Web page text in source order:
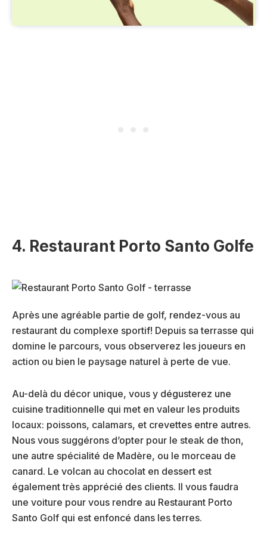
4. Restaurant Porto Santo Golfe
Après une agréable partie de golf, rendez-vous au
restaurant du complexe sportif! Depuis sa terrasse qui
domine le parcours, vous observerez les joueurs en
action ou bien le paysage naturel à perte de vue.
Au-delà du décor unique, vous y dégusterez une
cuisine traditionnelle qui met en valeur les produits
locaux: poissons, calamars, et crevettes entre autres.
Nous vous suggérons d’opter pour le steak de thon,
une autre spécialité de Madère, ou le morceau de
canard. Le volcan au chocolat en dessert est
également très apprécié des clients. Il vous faudra
une voiture pour vous rendre au Restaurant Porto
Santo Golf qui est enfoncé dans les terres.